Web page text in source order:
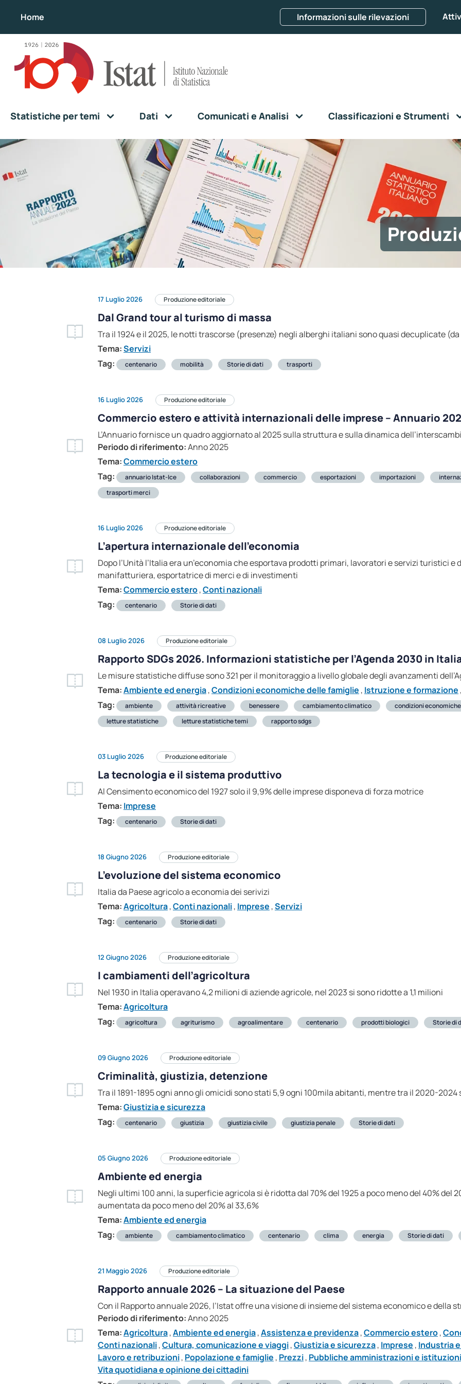
Home Informazioni sulle rilevazioni
Statistiche per temi Dati Comunicati e Analisi Classificazioni e Strumenti
17 Luglio 2026 Produzione editoriale
Dal Grand tour al turismo di massa
Tra il 1924 e il 2025, le notti trascorse (presenze) negli alberghi italiani sono quasi decuplicate
Tema:Servizi
Tag:
centenario mobilità Storie di dati trasporti
16 Luglio 2026 Produzione editoriale
Commercio estero e attività internazionali delle imprese – Annuario
L’Annuario fornisce un quadro aggiornato al 2025 sulla struttura e sulla dinamica
Periodo di riferimento:Anno 2025
Tema:Commercio estero
Tag:
annuario Istat-Ice collaborazioni commercio esportazioni importazioni
trasporti merci
16 Luglio 2026 Produzione editoriale
L’apertura internazionale dell’economia
Dopo l’Unità l’Italia era un’economia che esportava prodotti primari, lavoratori e servizi turistici e
manifatturiera, esportatrice di merci e di investimenti
Tema:Commercio estero,Conti nazionali
Tag:
centenario Storie di dati
08 Luglio 2026 Produzione editoriale
Rapporto SDGs 2026. Informazioni statistiche per l’Agenda 2030 in
Le misure statistiche diffuse sono 321 per il monitoraggio a livello globale degli avanzamenti
Tema:Ambiente ed energia,Condizioni economiche delle famiglie , Istruzione e formazione ,
Tag:
ambiente attività ricreative benessere cambiamento climatico condizioni economiche
letture statistiche
letture statistiche temi rapporto sdgs
03 Luglio 2026 Produzione editoriale
La tecnologia e il sistema produttivo
Al Censimento economico del 1927 solo il 9,9% delle imprese disponeva di forza motrice
Tema: Imprese
Tag:
centenario Storie di dati
18 Giugno 2026 Produzione editoriale
L’evoluzione del sistema economico
Italia da Paese agricolo a economia dei serivizi
Tema:Agricoltura,Conti nazionali, Imprese ,Servizi
Tag:
centenario Storie di dati
12 Giugno 2026 Produzione editoriale
I cambiamenti dell’agricoltura
Nel 1930 in Italia operavano 4,2 milioni di aziende agricole, nel 2023 si sono ridotte a 1,1 milioni
Tema:Agricoltura
Tag:
agricoltura agriturismo agroalimentare centenario prodotti biologici Storie di
09 Giugno 2026 Produzione editoriale
Criminalità, giustizia, detenzione
Tra il 1891-1895 ogni anno gli omicidi sono stati 5,9 ogni 100mila abitanti, mentre tra il 2020-2024
Tema:Giustizia e sicurezza
Tag:
centenario giustizia giustizia civile giustizia penale Storie di dati
05 Giugno 2026 Produzione editoriale
Ambiente ed energia
Negli ultimi 100 anni, la superficie agricola si è ridotta dal 70% del 1925 a poco meno del 40% del
aumentata da poco meno del 20% al 33,6%
Tema:Ambiente ed energia
Tag:
ambiente cambiamento climatico centenario clima energia Storie di dati
21 Maggio 2026 Produzione editoriale
Rapporto annuale 2026 – La situazione del Paese
Con il Rapporto annuale 2026, l’Istat offre una visione di insieme del sistema economico e della
Periodo di riferimento:Anno 2025
Tema:Agricoltura,Ambiente ed energia,Assistenza e previdenza,Commercio estero,
Conti nazionali,Cultura, comunicazione e viaggi,Giustizia e sicurezza, Imprese , Industria
Lavoro e retribuzioni, Popolazione e famiglie , Prezzi, Pubbliche amministrazioni e
Vita quotidiana e opinione dei cittadini